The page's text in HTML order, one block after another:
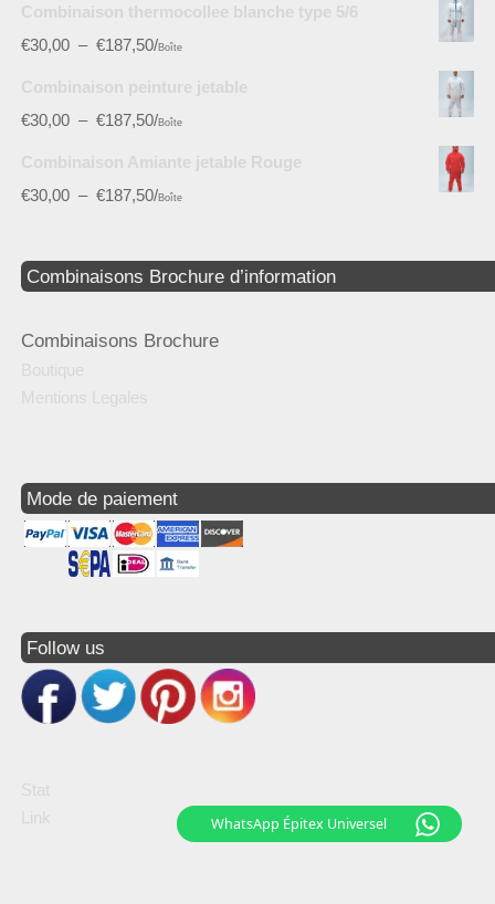
Combinaison thermocollee blanche type 5/6
€30,00 – €187,50/Boîte
Combinaison peinture jetable
€30,00 – €187,50/Boîte
Combinaison Amiante jetable Rouge
€30,00 – €187,50/Boîte
Combinaisons Brochure d’information
Combinaisons Brochure
Boutique
Mentions Legales
Mode de paiement
Follow us
Stat
Link
WhatsApp Épitex Universel